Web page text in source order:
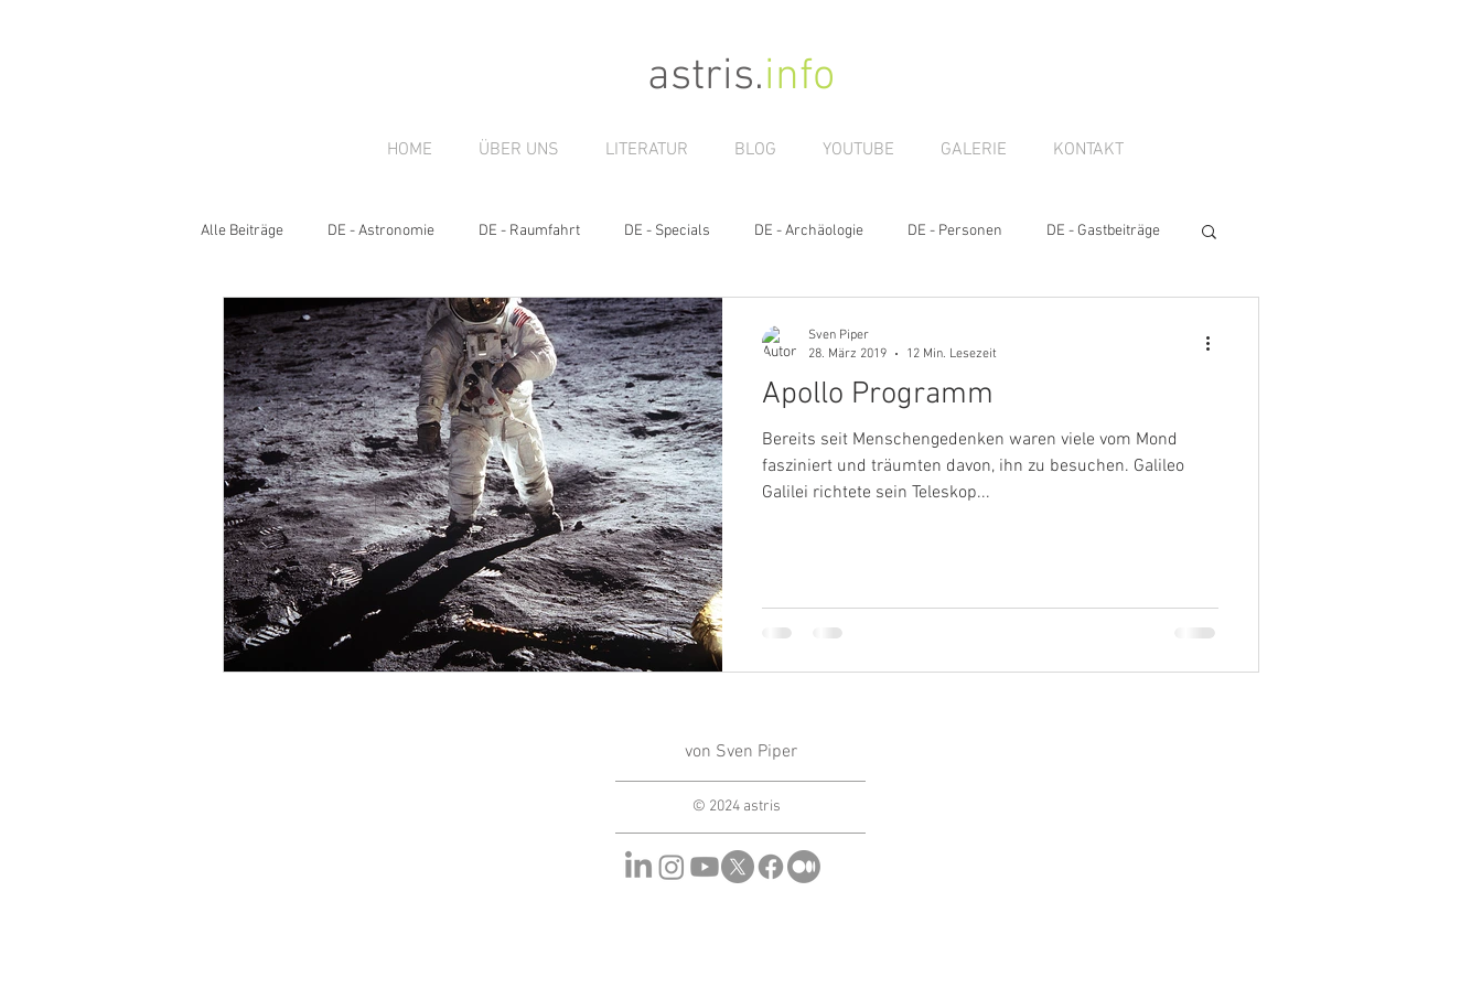
astris.info
HOME ÜBER UNS LITERATUR BLOG YOUTUBE GALERIE KONTAKT
Alle Beiträge DE - Astronomie DE - Raumfahrt DE - Specials DE - Archäologie DE - Personen DE - Gastbeiträge
DE - News
Apollo Programm
Bereits seit Menschengedenken waren viele vom Mond
fasziniert und träumten davon, ihn zu besuchen. Galileo
Galilei richtete sein Teleskop...
Sven Piper
28. März 2019
12 Min. Lesezeit
von Sven Piper
© 2024 astris